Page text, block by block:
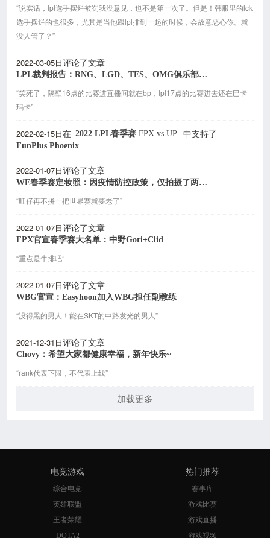
“说实话，lpl选手摆烂被罚我没意见，也不是第一次了。但是！韩服里的lck
选手摆烂的也很多，尤其是当他跟lpl排到一起的时候，会故意恶心你。就
没人管了？”
2022-03-05日评论了文章
LPL裁判报告：RNG、LGD、TES、OMG俱乐部被处罚
“笑死了，隔壁16点的比赛进直播间就在bp，lpl17点的比赛进去还在巴卡
玛卡”
2022-02-15日在 2022 LPL春季赛FPX vs UP
中支持了
FunPlus Phoenix
2022-01-07日评论了文章
WE春季赛定妆照：因疫情防控政策，仅拍摄了两名选手
“旺仔再不拼一把世界赛就要老了”
2022-01-07日评论了文章
FPX官宣春季赛大名单：中野Gori+Clid
“重点是牛排吧”
2022-01-07日评论了文章
WBG官宣：Easyhoon加入WBG担任副教练
“没得黑的男人！能在SKT的中路发光的男人”
2021-12-31日评论了文章
Chovy：希望大家都健康幸福，新年快乐~
“rank代表下限，不代表上线”
加载更多
电竞游戏
综合电竞
英雄联盟
王者荣耀
DOTA2
热门推荐
赛事库
游戏比赛
游戏直播
游戏视频